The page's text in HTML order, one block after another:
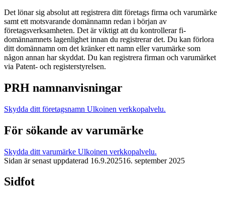
Det lönar sig absolut att registrera ditt företags firma och varumärke
samt ett motsvarande domännamn redan i början av
företagsverksamheten. Det är viktigt att du kontrollerar fi-
domännamnets lagenlighet innan du registrerar det. Du kan förlora
ditt domännamn om det kränker ett namn eller varumärke som
någon annan har skyddat. Du kan registrera firman och varumärket
via Patent- och registerstyrelsen.
PRH namnanvisningar
Skydda ditt företagsnamn Ulkoinen verkkopalvelu.
För sökande av varumärke
Skydda ditt varumärke Ulkoinen verkkopalvelu.
Sidan är senast uppdaterad 16.9.202516. september 2025
Sidfot